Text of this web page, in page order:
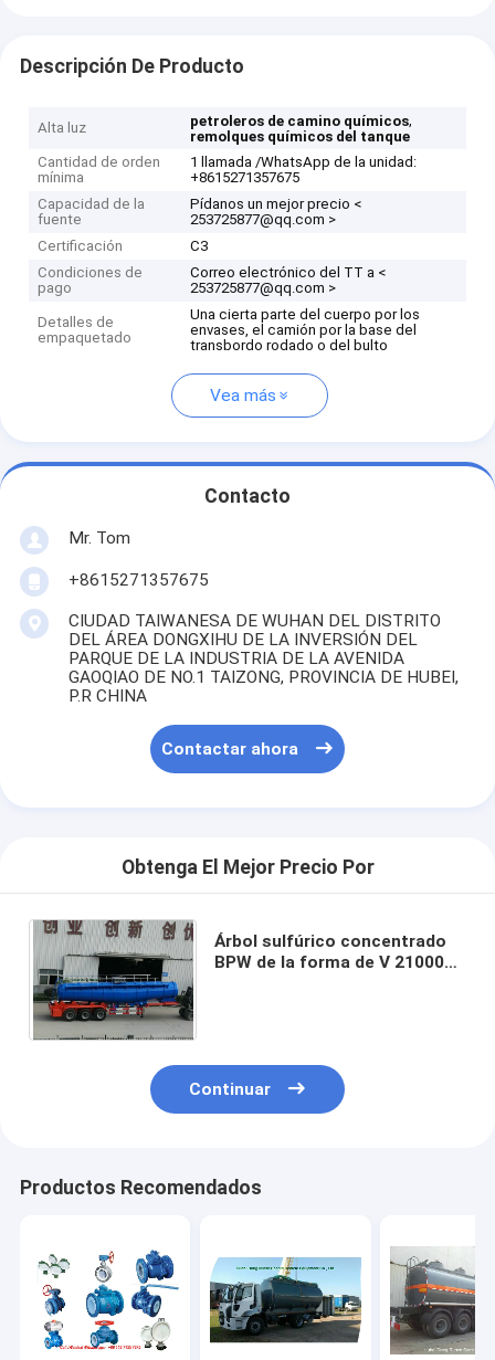
Descripción De Producto
Alta luz petroleros de camino químicos,
remolques químicos del tanque
Cantidad de orden
mínima
1 llamada /WhatsApp de la unidad:
+8615271357675
Capacidad de la
fuente
Pídanos un mejor precio <
253725877@qq.com >
Certificación
C3
Condiciones de
pago
Correo electrónico del TT a <
253725877@qq.com >
Detalles de
empaquetado
Una cierta parte del cuerpo por los
envases, el camión por la base del
transbordo rodado o del bulto
Vea más
Contacto
Mr. Tom
+8615271357675
CIUDAD TAIWANESA DE WUHAN DEL DISTRITO
DEL ÁREA DONGXIHU DE LA INVERSIÓN DEL
PARQUE DE LA INDUSTRIA DE LA AVENIDA
GAOQIAO DE NO.1 TAIZONG, PROVINCIA DE HUBEI,
P.R CHINA
Contactar ahora
Obtenga El Mejor Precio Por
Árbol sulfúrico concentrado
BPW de la forma de V 21000L
Continuar
Productos Recomendados